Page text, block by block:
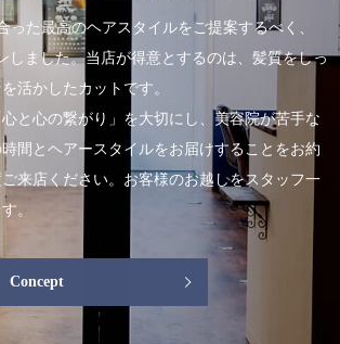
った最高のヘアスタイルをご提案するべく、
しました。当店が得意とするのは、髪質をしっ
活かしたカットです。
と心の繋がり」を大切にし、美容院が苦手な
間とヘアースタイルをお届けすることをお約
来店ください。お客様のお越しをスタッフ一
。
Concept